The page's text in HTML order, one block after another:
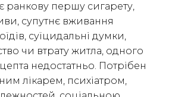
ранкову першу сигарету,
супутнє вживання
суїцидальні думки,
чи втрату житла, одного
недостатньо. Потрібен
лікарем, психіатром,